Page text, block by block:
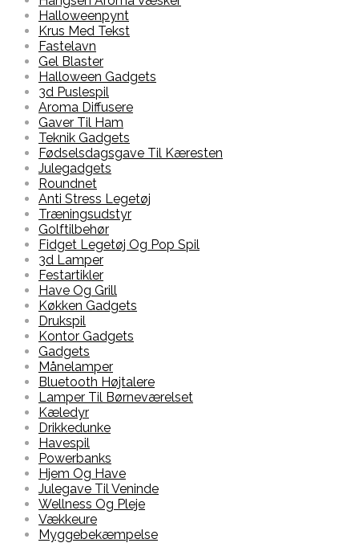
Halloweenpynt
Krus Med Tekst
Fastelavn
Gel Blaster
Halloween Gadgets
3d Puslespil
Aroma Diffusere
Gaver Til Ham
Teknik Gadgets
Fødselsdagsgave Til Kæresten
Julegadgets
Roundnet
Anti Stress Legetøj
Træningsudstyr
Golftilbehør
Fidget Legetøj Og Pop Spil
3d Lamper
Festartikler
Have Og Grill
Køkken Gadgets
Drukspil
Kontor Gadgets
Gadgets
Månelamper
Bluetooth Højtalere
Lamper Til Børneværelset
Kæledyr
Drikkedunke
Havespil
Powerbanks
Hjem Og Have
Julegave Til Veninde
Wellness Og Pleje
Vækkeure
Myggebekæmpelse